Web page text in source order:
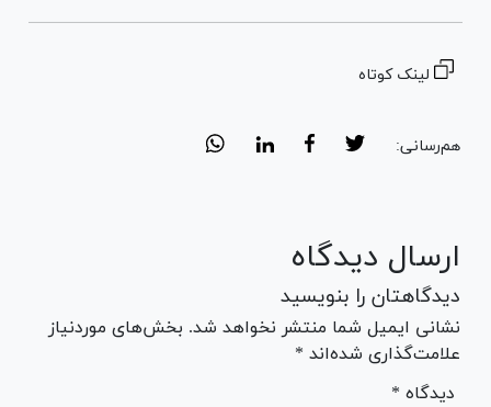
لینک کوتاه
هم‌رسانی:
ارسال دیدگاه
دیدگاهتان را بنویسید
نشانی ایمیل شما منتشر نخواهد شد. بخش‌های موردنیاز
علامت‌گذاری شده‌اند *
* دیدگاه